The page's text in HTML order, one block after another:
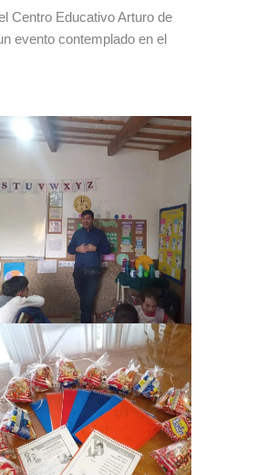
Centro Educativo Arturo de
evento contemplado en el